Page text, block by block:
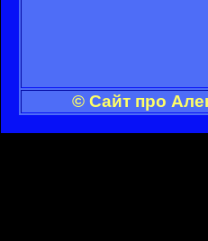
© Сайт про